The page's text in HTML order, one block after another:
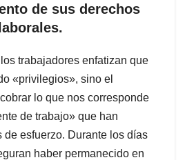
de sus derechos
laborales.
trabajadores enfatizan que
«privilegios», sino el
lo que nos corresponde
de trabajo» que han
de esfuerzo. Durante los días
haber permanecido en